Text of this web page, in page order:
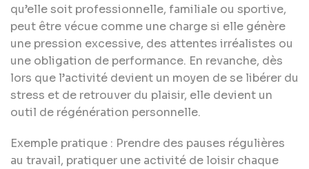
qu’elle soit professionnelle, familiale ou sportive,
peut être vécue comme une charge si elle génère
une pression excessive, des attentes irréalistes ou
une obligation de performance. En revanche, dès
lors que l’activité devient un moyen de se libérer du
stress et de retrouver du plaisir, elle devient un
outil de régénération personnelle.
Exemple pratique : Prendre des pauses régulières
au travail, pratiquer une activité de loisir chaque